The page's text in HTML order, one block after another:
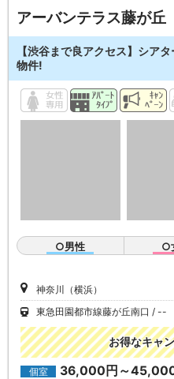
アーバンテラス藤が丘
【渋谷まで良アクセス】シア
物件!
○男性 ○
神奈川（横浜）
東急田園都市線藤が丘南口
--
お得なキャ
個室 36,000円～